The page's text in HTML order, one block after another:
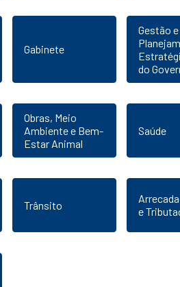
Gabinete
Gestão e
do
Obras, Meio
Ambiente e Bem-
Estar Animal
Saúde
Trânsito
e